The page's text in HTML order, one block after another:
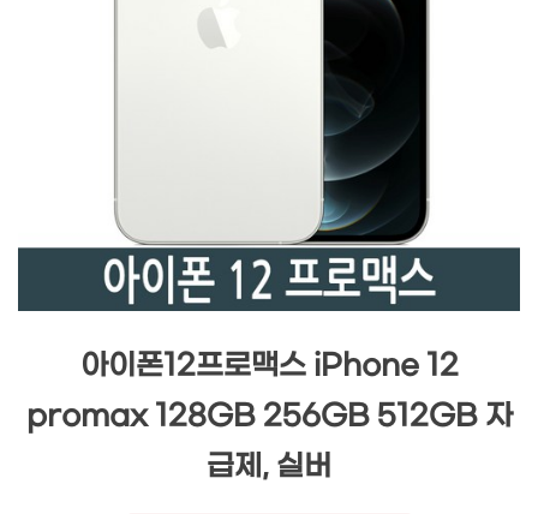
아이폰12프로맥스 iPhone 12
promax 128GB 256GB 512GB 자
급제, 실버